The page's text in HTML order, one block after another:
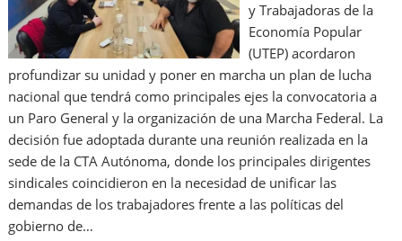
y Trabajadoras de la
Economía Popular
(UTEP) acordaron
profundizar su unidad y poner en marcha un plan de lucha
nacional que tendrá como principales ejes la convocatoria a
un Paro General y la organización de una Marcha Federal. La
decisión fue adoptada durante una reunión realizada en la
sede de la CTA Autónoma, donde los principales dirigentes
sindicales coincidieron en la necesidad de unificar las
demandas de los trabajadores frente a las políticas del
gobierno de…